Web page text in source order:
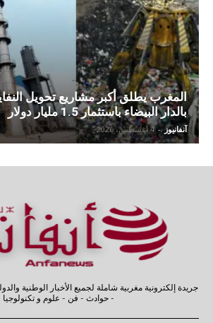
المغرب يطلق أكبر مشاريع تحويل
بالدار البيضاء باستثمار 1.5 مليار دولار
آنفانيوز - 4 أغسطس، 2026
جريدة إلكترونية مغربية شاملة لجميع الأخبار الوطنية
- حوادث - فن - علوم و تكنولوجيا